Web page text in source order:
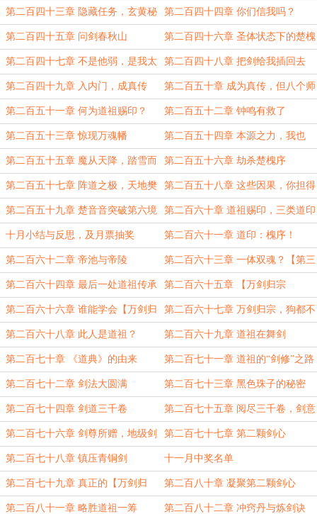
针
第二百四十三章 隐藏任务，玄黄秘
辛
第二百四十四章 你们信我吗？
第二百四十五章 问剑春秋山 第二百四十六章 圣体状态下的楚槐
序
第二百四十七章 不是他弱，是我太
强
第二百四十八章 把剑给我插回去
第二百四十九章 入内门，成真传 第二百五十章 成为真传，但八个师
父！
第二百五十一章 何为道祖赐印？ 第二百五十二章 钟鸣有救了
第二百五十三章 惊现万魂幡 第二百五十四章 本源之力，我也
有！
第二百五十五章 魔从天降，踏雪而
来
第二百五十六章 劫杀楚槐序
第二百五十七章 阵道之极，天地樊
笼！
第二百五十八章 这些因果，你担得
起吗？【第三更】
第二百五十九章 楚音音突破第六境 第二百六十章 道祖赐印，三类道印
十月小结与反思，及月票抽奖 第二百六十一章 道印：槐序！
第二百六十二章 帝池与帝陵 第二百六十三章 一体双魂？【第三
更，求月票！】
第二百六十四章 最后一处道祖传承 第二百六十五章 【万剑归宗
（伪）】
第二百六十六章 谁能学会【万剑归
宗】？
第二百六十七章 万剑归宗，狗都不
学
第二百六十八章 此人是道祖？ 第二百六十九章 道祖在舞剑
第二百七十章 《道典》的由来 第二百七十一章 道祖的“剑修”之路
第二百七十二章 剑法大圆满 第二百七十三章 黑色珠子的秘密
第二百七十四章 剑道三千卷 第二百七十五章 阅尽三千卷，剑意
大圆满
第二百七十六章 剑尊所赠，地级剑
法
第二百七十七章 第二颗剑心
第二百七十八章 镇压青铜剑 十一月中奖名单
第二百七十九章 真正的【万剑归
宗】
第二百八十章 凝聚第二颗剑心
第二百八十一章 略胜道祖一筹 第二百八十二章 冲窍丹与炼剑诀